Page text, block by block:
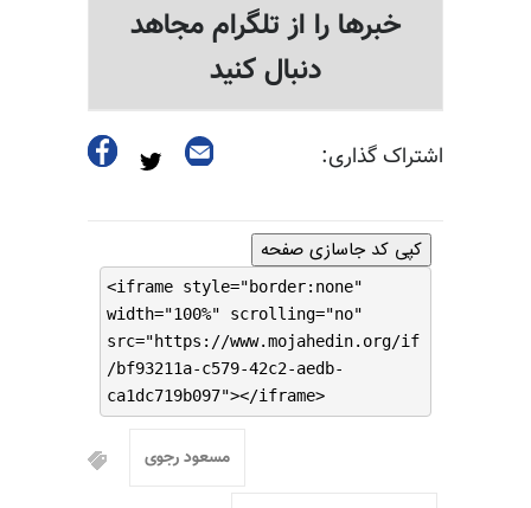
خبرها را از تلگرام مجاهد
دنبال کنید
اشتراک گذاری:
کپی کد جاسازی صفحه
<iframe style="border:none"
width="100%" scrolling="no"
src="https://www.mojahedin.org/if
/bf93211a-c579-42c2-aedb-
ca1dc719b097"></iframe>
مسعود رجوی